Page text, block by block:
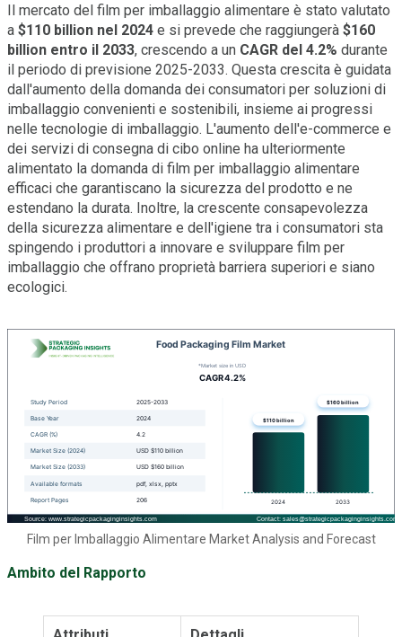
Il mercato del film per imballaggio alimentare è stato valutato
a $110 billion nel 2024 e si prevede che raggiungerà $160
billion entro il 2033, crescendo a un CAGR del 4.2% durante
il periodo di previsione 2025-2033. Questa crescita è guidata
dall'aumento della domanda dei consumatori per soluzioni di
imballaggio convenienti e sostenibili, insieme ai progressi
nelle tecnologie di imballaggio. L'aumento dell'e-commerce e
dei servizi di consegna di cibo online ha ulteriormente
alimentato la domanda di film per imballaggio alimentare
efficaci che garantiscano la sicurezza del prodotto e ne
estendano la durata. Inoltre, la crescente consapevolezza
della sicurezza alimentare e dell'igiene tra i consumatori sta
spingendo i produttori a innovare e sviluppare film per
imballaggio che offrano proprietà barriera superiori e siano
ecologici.
Film per Imballaggio Alimentare Market Analysis and Forecast
Ambito del Rapporto